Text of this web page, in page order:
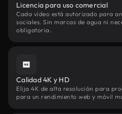
Licencia para uso comercial
Cada vídeo está autorizado para
sociales. Sin marcas de agua ni
obligatoria.
Calidad 4K y HD
Elija 4K de alta resolución para
para un rendimiento web y móvil